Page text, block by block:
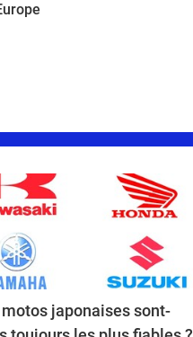
motos japonaises sont-